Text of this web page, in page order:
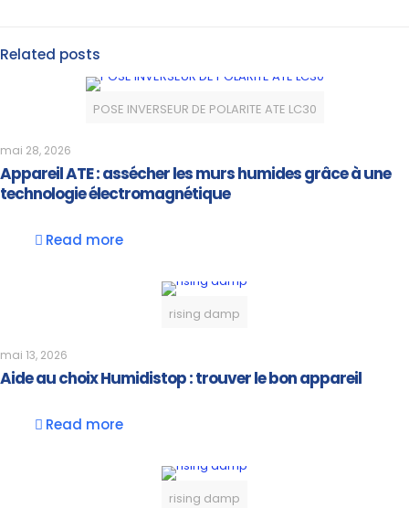
Related posts
POSE INVERSEUR DE POLARITE ATE LC30
mai 28, 2026
Appareil ATE : assécher les murs humides grâce à une
technologie électromagnétique
Read more
rising damp
mai 13, 2026
Aide au choix Humidistop : trouver le bon appareil
Read more
rising damp